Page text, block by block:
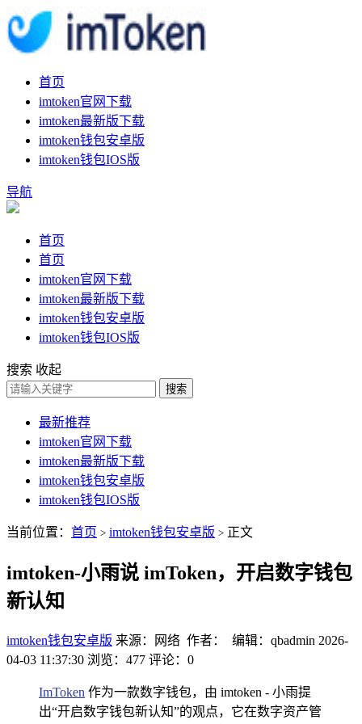
首页
imtoken官网下载
imtoken最新版下载
imtoken钱包安卓版
imtoken钱包IOS版
导航
首页
首页
imtoken官网下载
imtoken最新版下载
imtoken钱包安卓版
imtoken钱包IOS版
搜索 收起
搜索
最新推荐
imtoken官网下载
imtoken最新版下载
imtoken钱包安卓版
imtoken钱包IOS版
当前位置： 首页 > imtoken钱包安卓版 > 正文
imtoken-小雨说 imToken，开启数字钱包
新认知
imtoken钱包安卓版 来源：网络 作者： 编辑：qbadmin 2026-
04-03 11:37:30 浏览：477 评论：0
ImToken 作为一款数字钱包，由 imtoken - 小雨提
出“开启数字钱包新认知”的观点，它在数字资产管